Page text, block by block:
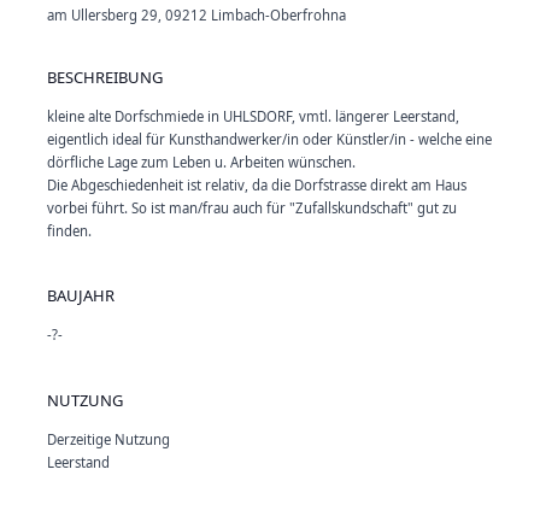
am Ullersberg 29, 09212 Limbach-Oberfrohna
BESCHREIBUNG
kleine alte Dorfschmiede in UHLSDORF, vmtl. längerer Leerstand,
eigentlich ideal für Kunsthandwerker/in oder Künstler/in - welche eine
dörfliche Lage zum Leben u. Arbeiten wünschen.
Die Abgeschiedenheit ist relativ, da die Dorfstrasse direkt am Haus
vorbei führt. So ist man/frau auch für "Zufallskundschaft" gut zu
finden.
BAUJAHR
-?-
NUTZUNG
Derzeitige Nutzung
Leerstand